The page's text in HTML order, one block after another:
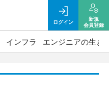
ログイン
新規
会員登録
インフラ エンジニアの生き